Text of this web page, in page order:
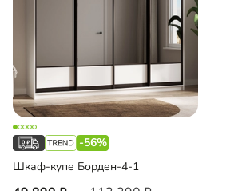
-56%
Шкаф-купе Борден-4-1